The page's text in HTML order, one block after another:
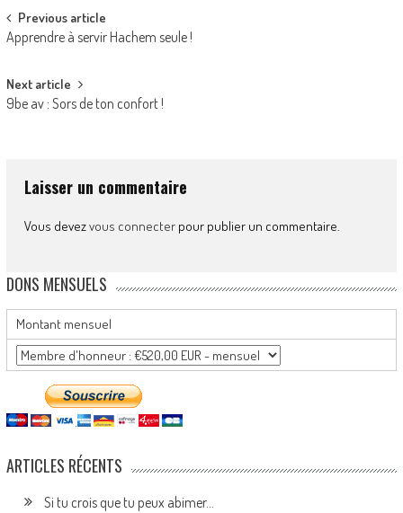
Post
navigation
Previous article
Apprendre à servir Hachem seule !
Next article
9be av : Sors de ton confort !
Laisser un commentaire
Vous devezvous connecterpour publier un commentaire.
DONS MENSUELS
Montant mensuel
ARTICLES RÉCENTS
Si tu crois que tu peux abimer…